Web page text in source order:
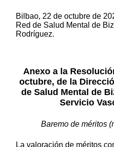
Bilbao, 22 de octubre de
Red de Salud Mental de
Rodríguez.
Anexo a la
octubre, de la
de Salud Mental de
Servicio
Baremo de méritos
La valoración de méritos